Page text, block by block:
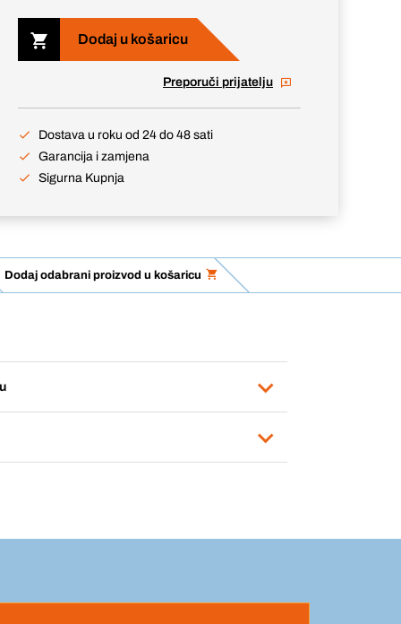
Dodaj u košaricu
Preporuči prijatelju
Dostava u roku od 24 do 48 sati
Garancija i zamjena
Sigurna Kupnja
Dodaj odabrani proizvod u košaricu